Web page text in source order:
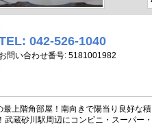
042-526-1040
お問い合わせ番号: 5181001982
上階角部屋！南向きで陽当り良好な積
蔵砂川駅周辺にコンビニ・スーパー・